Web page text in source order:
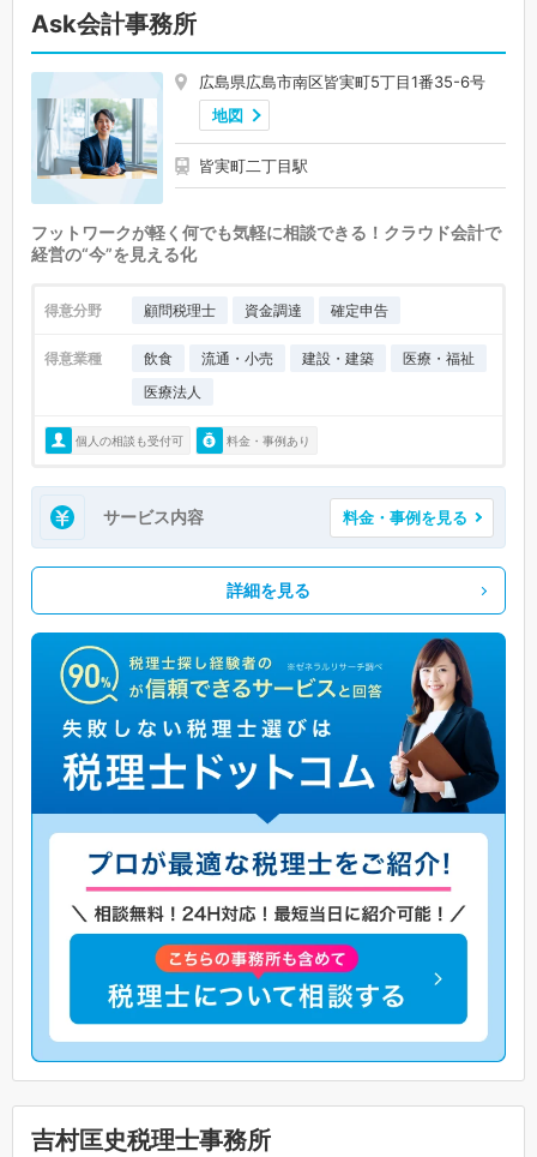
Ask会計事務所
広島県広島市南区皆実町5丁目1番35-6号
地図
皆実町二丁目駅
フットワークが軽く何でも気軽に相談できる！クラウド会計で
経営の“今”を見える化
得意分野 顧問税理士 資金調達 確定申告
得意業種 飲食 流通・小売 建設・建築
医療・福祉
医療法人
個人の相談も受付可 料金・事例あり
サービス内容 料金・事例を見る
詳細を見る
吉村匡史税理士事務所